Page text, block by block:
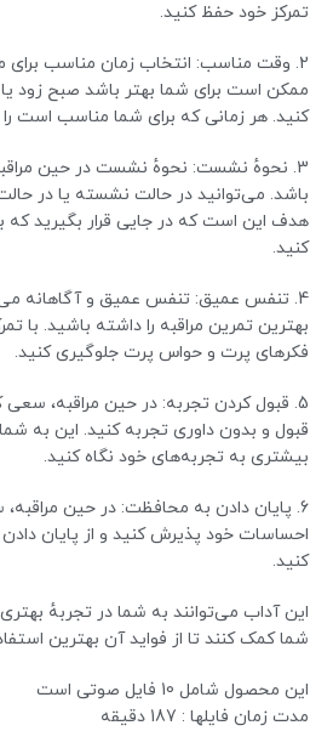
تمرکز خود حفظ کنید.
2. وقت مناسب: انتخاب زمان مناسب برای
ممکن است برای شما بهتر باشد صبح زود
کنید. هر زمانی که برای شما مناسب است را
3. نحوهٔ نشست: نحوهٔ نشست در حین مراقبه
باشد. می‌توانید در حالت نشسته یا در حالت
هدف این است که در جایی قرار بگیرید که
کنید.
4. تنفس عمیق: تنفس عمیق و آگاهانه
بهترین تمرین مراقبه را داشته باشید. با
فکرهای پرت و حواس پرت جلوگیری کنید.
5. قبول کردن تجربه: در حین مراقبه، سعی
قبول و بدون داوری تجربه کنید. این به
بیشتری به تجربه‌های خود نگاه کنید.
6. پایان دادن به محافظت: در حین
احساسات خود پذیرش کنید و از پایان
کنید.
این آداب می‌توانند به شما در تجربهٔ
شما کمک کنند تا از فواید آن بهترین
این محصول شامل 10 فایل صوتی است
مدت زمان فایلها : 187 دقیقه